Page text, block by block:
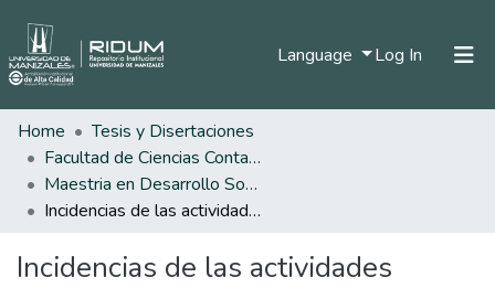
Language Log In (current)
Home
Tesis y Disertaciones
Facultad de Ciencias Contables Económicas y Administrativas
Maestria en Desarrollo Sostenible y Medio Ambiente
Incidencias de las actividades humanas sobre los recursos naturales y la cobertura vegetal en el Santuario de Flora y Fauna Galeras (SFFG) (Nariño)
Incidencias de las actividades